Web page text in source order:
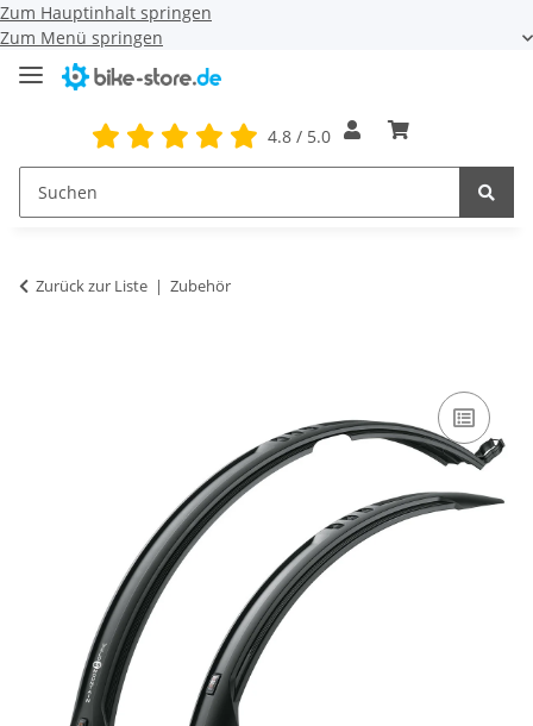
Zum Hauptinhalt springen
Zum Menü springen
4.8 / 5.0
Zurück zur Liste Zubehör